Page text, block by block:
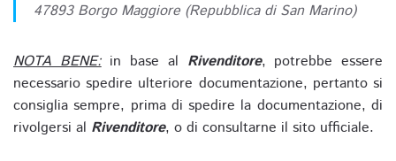
47893 Borgo Maggiore (Repubblica di San Marino)
NOTA BENE:in base al Rivenditore, potrebbe essere
necessario spedire ulteriore documentazione, pertanto si
consiglia sempre, prima di spedire la documentazione, di
rivolgersi al Rivenditore, o di consultarne il sito ufficiale.